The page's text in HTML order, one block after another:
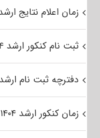
زمان اعلام نتایج
ثبت نام کنکور ارشد ۱۴۰۴
دفترچه ثبت نام ارشد
زمان کنکور ارشد ۱۴۰۴